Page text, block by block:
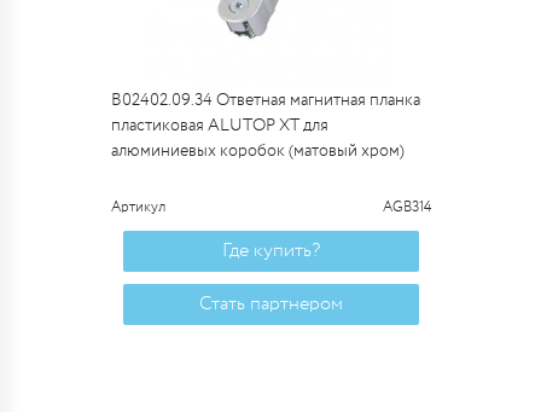
B02402.09.34 Ответная магнитная планка
пластиковая ALUTOP XT для
алюминиевых коробок (матовый хром)
Артикул AGB314
Где купить?
Стать партнером